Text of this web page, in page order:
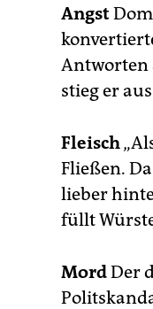
Angst
Antworten
stieg er
Fleisch
Fließen.
lieber
füllt
MordDer